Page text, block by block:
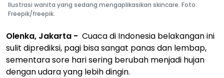
Ilustrasi wanita yang sedang mengaplikasikan skincare. Foto:
Freepik/freepik.
Olenka, Jakarta - Cuaca di Indonesia belakangan ini
sulit diprediksi, pagi bisa sangat panas dan lembap,
sementara sore hari sering berubah menjadi hujan
dengan udara yang lebih dingin.